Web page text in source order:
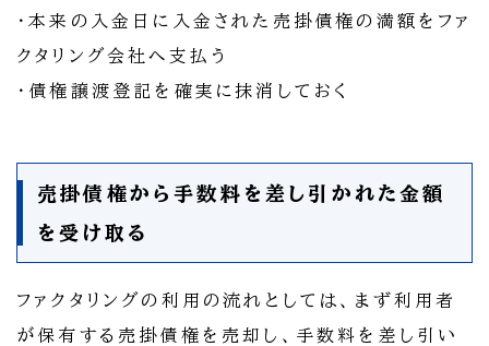
・本来の入金日に入金された売掛債権の満額をファ
クタリング会社へ支払う
・債権譲渡登記を確実に抹消しておく
売掛債権から手数料を差し引かれた金額
を受け取る
ファクタリングの利用の流れとしては、まず利用者
が保有する売掛債権を売却し、手数料を差し引い